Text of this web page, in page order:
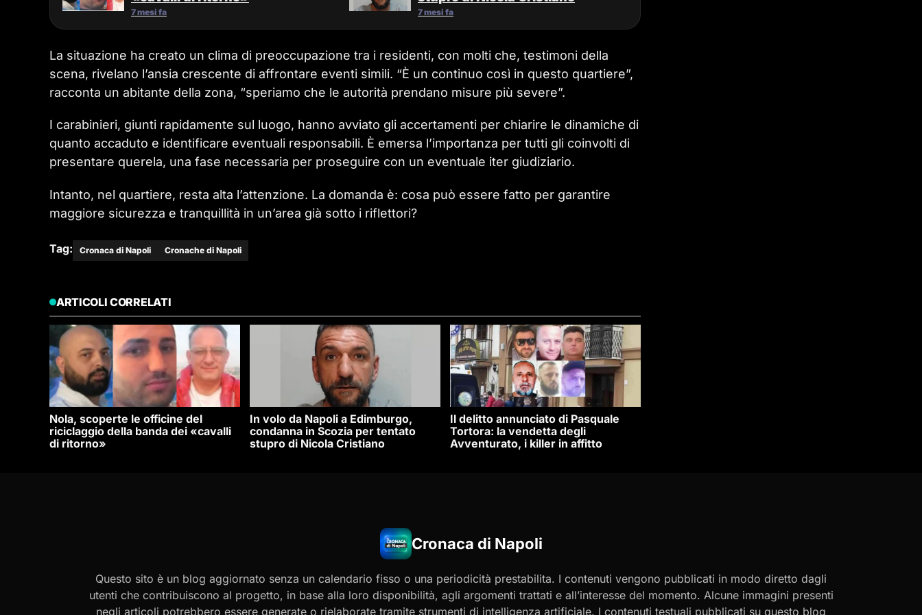
7 mesi fa 7 mesi fa
La situazione ha creato un clima di preoccupazione tra i residenti, con molti che, testimoni della
scena, rivelano l’ansia crescente di affrontare eventi simili. “È un continuo così in questo quartiere”,
racconta un abitante della zona, “speriamo che le autorità prendano misure più severe”.
I carabinieri, giunti rapidamente sul luogo, hanno avviato gli accertamenti per chiarire le dinamiche di
quanto accaduto e identificare eventuali responsabili. È emersa l’importanza per tutti gli coinvolti di
presentare querela, una fase necessaria per proseguire con un eventuale iter giudiziario.
Intanto, nel quartiere, resta alta l’attenzione. La domanda è: cosa può essere fatto per garantire
maggiore sicurezza e tranquillità in un’area già sotto i riflettori?
Tag: Cronaca di Napoli Cronache di Napoli
ARTICOLI CORRELATI
Nola, scoperte le officine del
riciclaggio della banda dei «cavalli
di ritorno»
In volo da Napoli a Edimburgo,
condanna in Scozia per tentato
stupro di Nicola Cristiano
Il delitto annunciato di Pasquale
Tortora: la vendetta degli
Avventurato, i killer in affitto
Cronaca di Napoli
Questo sito è un blog aggiornato senza un calendario fisso o una periodicità prestabilita. I contenuti vengono pubblicati in modo diretto dagli
utenti che contribuiscono al progetto, in base alla loro disponibilità, agli argomenti trattati e all’interesse del momento. Alcune immagini presenti
negli articoli potrebbero essere generate o rielaborate tramite strumenti di intelligenza artificiale. I contenuti testuali pubblicati su questo blog